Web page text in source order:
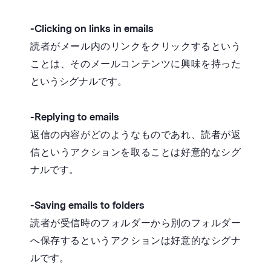
-Clicking on links in emails
読者がメール内のリンクをクリックするという
ことは、そのメールコンテンツに興味を持った
というシグナルです。
-Replying to emails
返信の内容がどのようなものであれ、読者が返
信というアクションを取ることは好意的なシグ
ナルです。
-Saving emails to folders
読者が受信時のフォルダーから別のフォルダー
へ保存するというアクションは好意的なシグナ
ルです。